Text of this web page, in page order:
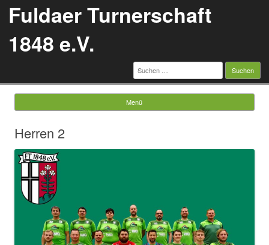
Fuldaer Turnerschaft
1848 e.V.
Suchen
nach:
Menü
Herren 2